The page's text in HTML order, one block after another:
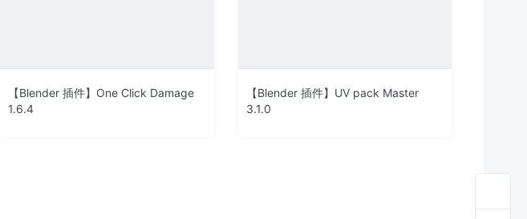
【Blender 插件】One Click Damage
1.6.4
【Blender 插件】UV pack Master
3.1.0